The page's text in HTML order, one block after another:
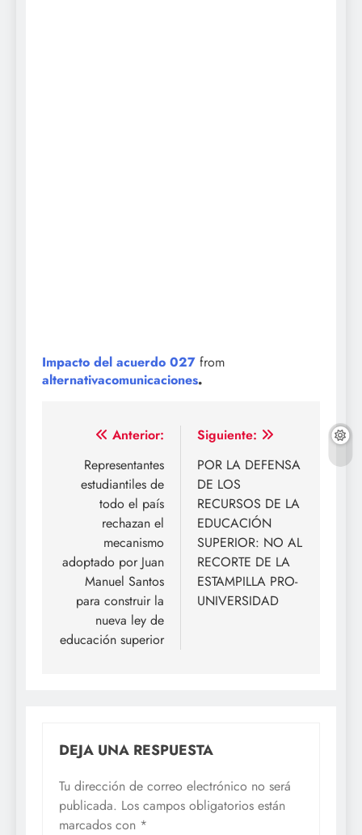
Impacto del acuerdo 027 from
alternativacomunicaciones.
Navegación
entradas
Anterior:
Representantes
estudiantiles de
todo el país
rechazan el
mecanismo
adoptado por Juan
Manuel Santos
para construir la
nueva ley de
educación superior
Siguiente:
POR LA DEFENSA
DE LOS
RECURSOS DE LA
EDUCACIÓN
SUPERIOR: NO AL
RECORTE DE LA
ESTAMPILLA PRO-
UNIVERSIDAD
DEJA UNA RESPUESTA
Tu dirección de correo electrónico no será
publicada. Los campos obligatorios están
marcados con *